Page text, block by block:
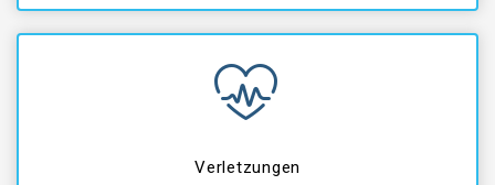
Verletzungen